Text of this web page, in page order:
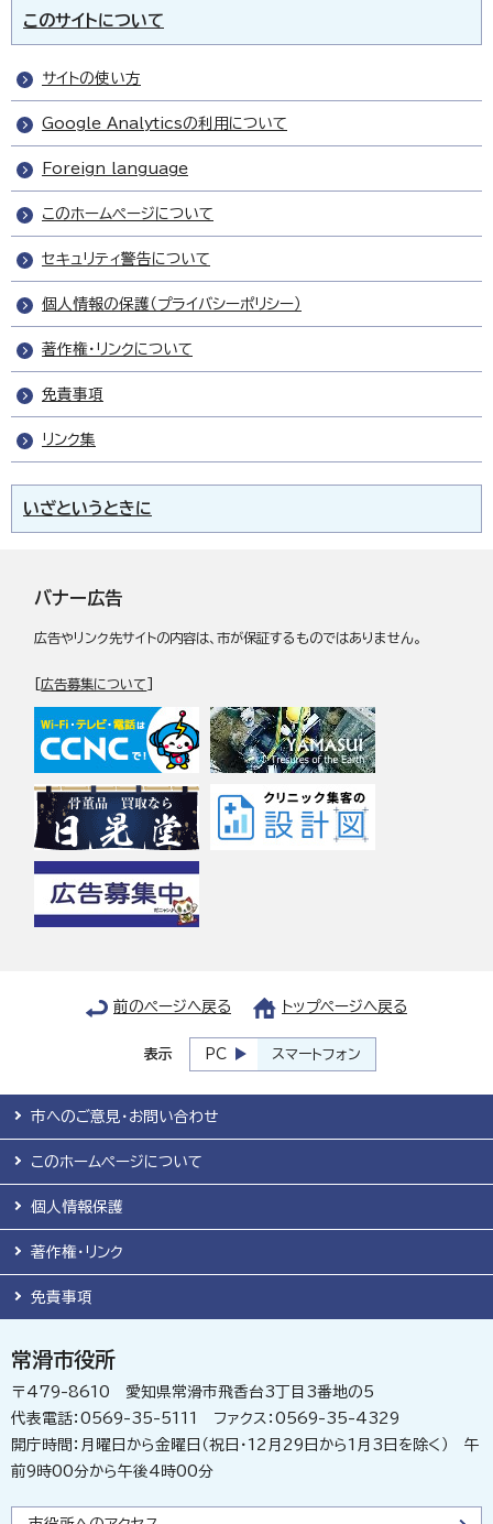
このサイトについて
サイトの使い方
Google Analyticsの利用について
Foreign language
このホームページについて
セキュリティ警告について
個人情報の保護（プライバシーポリシー）
著作権・リンクについて
免責事項
リンク集
いざというときに
バナー広告
広告やリンク先サイトの内容は、市が保証するものではありません。
[広告募集について
前のページへ戻る トップページへ戻る
表示 PC スマートフォン
市へのご意見・お問い合わせ
このホームページについて
個人情報保護
著作権・リンク
免責事項
常滑市役所
〒479-8610 愛知県常滑市飛香台3丁目3番地の5
代表電話：0569-35-5111 ファクス：0569-35-4329
開庁時間：月曜日から金曜日（祝日・12月29日から1月3日を除く） 午
前9時00分から午後4時00分